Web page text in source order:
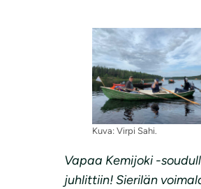
Kuva: Virpi Sahi.
Vapaa Kemijoki -
juhlittiin! Sierilän